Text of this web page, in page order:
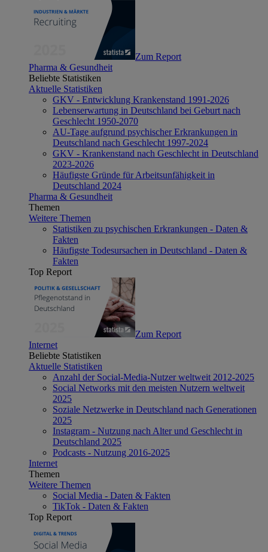
Zum Report
Pharma & Gesundheit
Beliebte Statistiken
Aktuelle Statistiken
GKV - Entwicklung Krankenstand 1991-2026
Lebenserwartung in Deutschland bei Geburt nach
Geschlecht 1950-2070
AU-Tage aufgrund psychischer Erkrankungen in
Deutschland nach Geschlecht 1997-2024
GKV - Krankenstand nach Geschlecht in Deutschland
2023-2026
Häufigste Gründe für Arbeitsunfähigkeit in
Deutschland 2024
Pharma & Gesundheit
Themen
Weitere Themen
Statistiken zu psychischen Erkrankungen - Daten &
Fakten
Häufigste Todesursachen in Deutschland - Daten &
Fakten
Top Report
Zum Report
Internet
Beliebte Statistiken
Aktuelle Statistiken
Anzahl der Social-Media-Nutzer weltweit 2012-2025
Social Networks mit den meisten Nutzern weltweit
2025
Soziale Netzwerke in Deutschland nach Generationen
2025
Instagram - Nutzung nach Alter und Geschlecht in
Deutschland 2025
Podcasts - Nutzung 2016-2025
Internet
Themen
Weitere Themen
Social Media - Daten & Fakten
TikTok - Daten & Fakten
Top Report